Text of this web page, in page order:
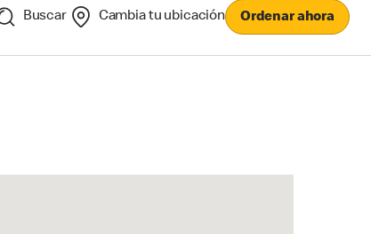
Buscar Cambia tu ubicación Ordenar ahora